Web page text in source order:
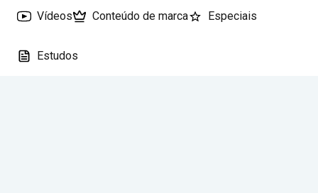
Vídeos Conteúdo de marca Especiais
Estudos